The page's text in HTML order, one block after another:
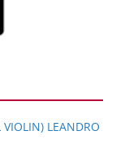
VIOLIN) LEANDRO